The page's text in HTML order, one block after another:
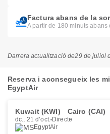
Factura abans de la
A partir de 180 minuts abans
Darrera actualització de29 de juliol
Reserva i aconsegueix les
EgyptAir
Kuwait (KWI) Cairo (CAI)
dc., 21 d’oct. Directe
EgyptAir